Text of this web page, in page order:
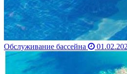
Обслуживание бассейна